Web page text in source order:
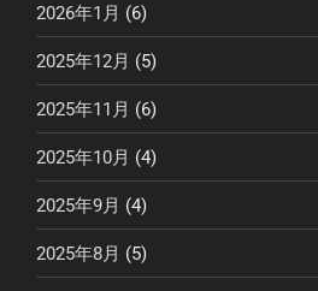
2026年1月 (6)
2025年12月 (5)
2025年11月 (6)
2025年10月 (4)
2025年9月 (4)
2025年8月 (5)